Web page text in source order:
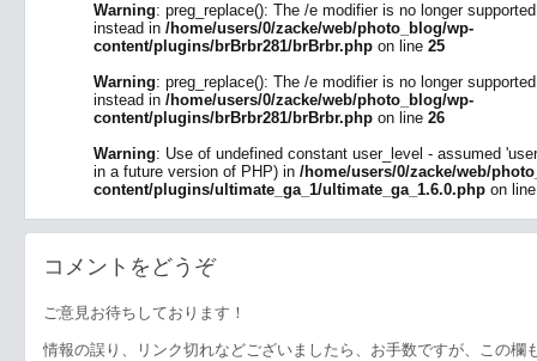
Warning: preg_replace(): The /e modifier is no longer
instead in /home/users/0/zacke/web/photo_blog/wp-
content/plugins/brBrbr281/brBrbr.php on line 25
Warning: preg_replace(): The /e modifier is no longer
instead in /home/users/0/zacke/web/photo_blog/wp-
content/plugins/brBrbr281/brBrbr.php on line 26
Warning: Use of undefined constant user_level - assumed
in a future version of PHP) in /home/users/0/zacke/web/
content/plugins/ultimate_ga_1/ultimate_ga_1.6.0.php on
コメントをどうぞ
ご意見お待ちしております！
情報の誤り、リンク切れなどございましたら、お手数ですが、この欄